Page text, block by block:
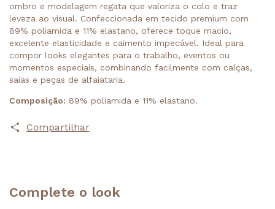
ombro e modelagem regata que valoriza o colo e traz
leveza ao visual. Confeccionada em tecido premium com
89% poliamida e 11% elastano, oferece toque macio,
excelente elasticidade e caimento impecável. Ideal para
compor looks elegantes para o trabalho, eventos ou
momentos especiais, combinando facilmente com calças,
saias e peças de alfaiataria.
Composição: 89% poliamida e 11% elastano.
Compartilhar
Complete o look